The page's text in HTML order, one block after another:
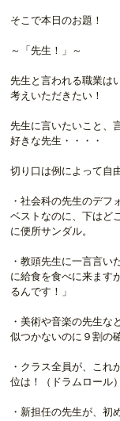
そこで本日のお題！
～「先生！」～
先生と言われる職業は
考えいただきたい！
先生に言いたいこと、
好きな先生・・・・
切り口は例によって自
・社会科の先生のデフ
ベストなのに、下はど
に便所サンダル。
・教頭先生に一言言い
に給食を食べに来ます
るんです！」
・美術や音楽の先生な
似つかないのに９割の
・クラス全員が、これ
位は！（ドラムロール
・新担任の先生が、初